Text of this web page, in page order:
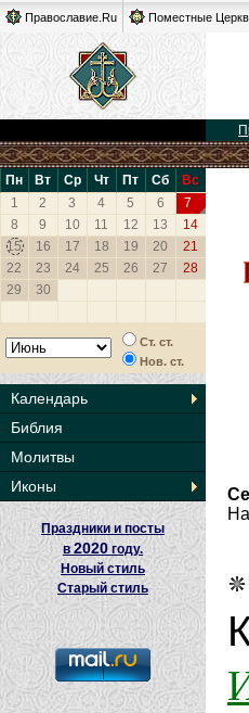
Православие.Ru Поместные
Пн Вт Ср Чт Пт Сб
Вс
1
2 3 4 5 6
7
8
9 10 11 12 13
14
15
16 17 18 19 20
21
22
23 24 25 26 27
28
29
30
Ст. ст.
Нов. ст.
Календарь
Библия
Молитвы
Иконы
Праздники и посты
в2020 году.
Новый стиль
Старый стиль